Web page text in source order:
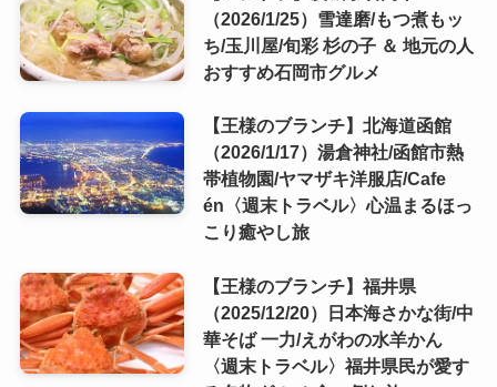
（2026/1/25）雪達磨/もつ煮もッ
ち/玉川屋/旬彩 杉の子 ＆ 地元の人
おすすめ石岡市グルメ
【王様のブランチ】北海道函館
（2026/1/17）湯倉神社/函館市熱
帯植物園/ヤマザキ洋服店/Cafe
én〈週末トラベル〉心温まるほっ
こり癒やし旅
【王様のブランチ】福井県
（2025/12/20）日本海さかな街/中
華そば 一力/えがわの水羊かん
〈週末トラベル〉福井県民が愛す